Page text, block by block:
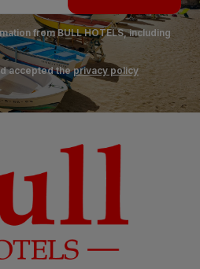
from BULL HOTELS, including
accepted theprivacy policy